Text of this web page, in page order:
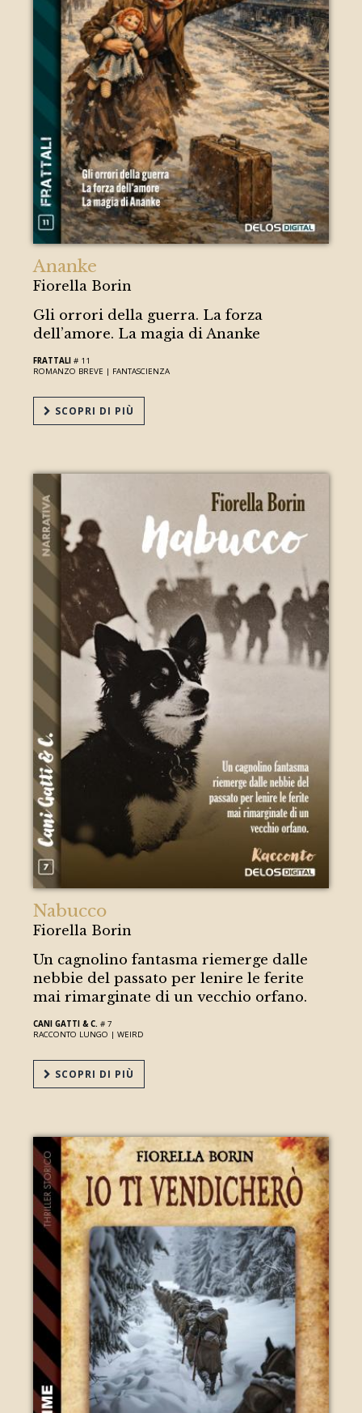
Ananke
Fiorella Borin
Gli orrori della guerra. La forza
dell’amore. La magia di Ananke
FRATTALI # 11
ROMANZO BREVE | FANTASCIENZA
SCOPRI DI PIÙ
Nabucco
Fiorella Borin
Un cagnolino fantasma riemerge dalle
nebbie del passato per lenire le ferite
mai rimarginate di un vecchio orfano.
CANI GATTI & C. # 7
RACCONTO LUNGO |WEIRD
SCOPRI DI PIÙ